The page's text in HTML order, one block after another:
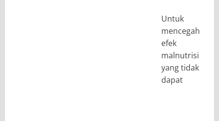
​Untuk
mencegah
efek
malnutrisi
yang tidak
dapat